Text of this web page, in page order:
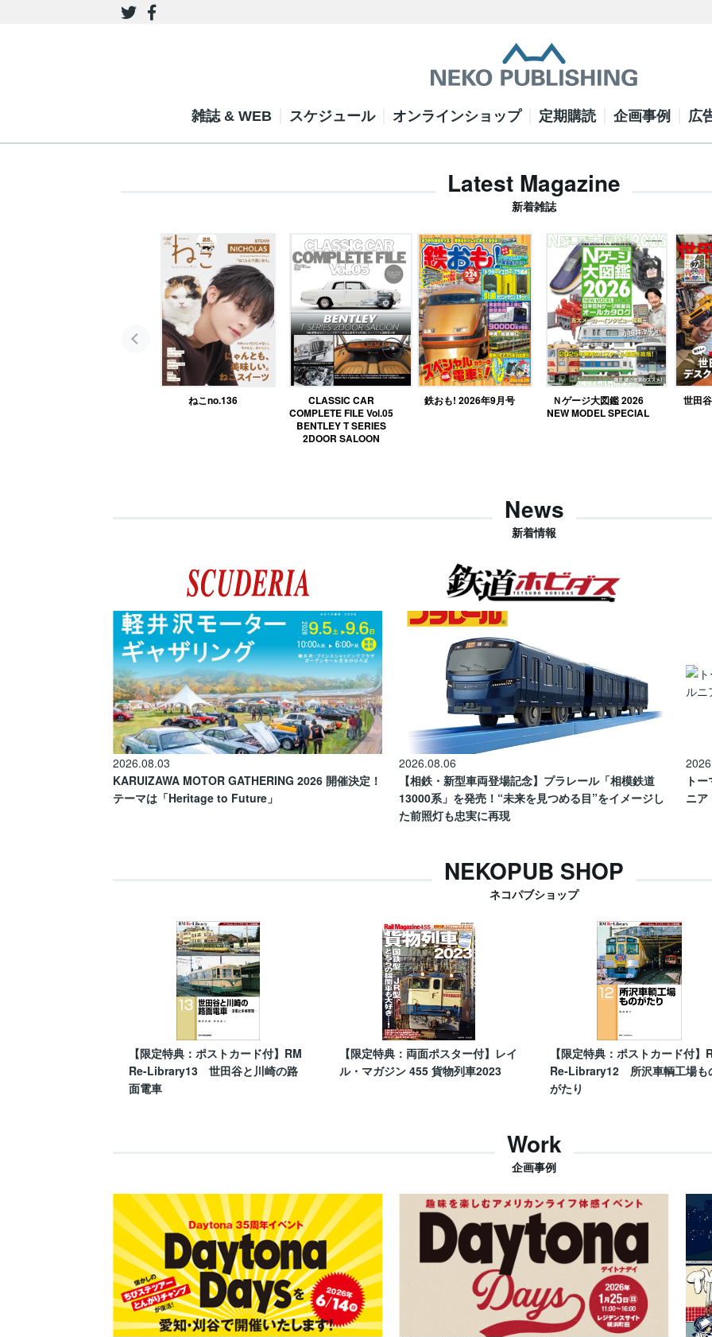
雑誌 & WEB スケジュール オンラインショップ 定期購読 企画事例 広
Latest Magazine
新着雑誌
ねこno.136
CLASSIC CAR
COMPLETE FILE Vol.05
BENTLEY T SERIES
2DOOR SALOON
鉄おも! 2026年9月号
Ｎゲージ大図鑑 2026
NEW MODEL SPECIAL
世田
News
新着情報
2026.08.03
KARUIZAWA MOTOR GATHERING 2026 開催決定！
テーマは「Heritage to Future」
2026.08.06
【相鉄・新型車両登場記念】プラレール「相模鉄道
13000系」を発売！“未来を見つめる目”をイメージし
た前照灯も忠実に再現
ト
ニア
NEKOPUB SHOP
ネコパブショップ
【限定特典：ポストカード付】RM
Re-Library13 世田谷と川崎の路
面電車
【限定特典：両面ポスター付】レイ
ル・マガジン 455 貨物列車2023
【限定特典：ポストカード付】
Re-Library12 所沢車輌工場も
がたり
Work
企画事例